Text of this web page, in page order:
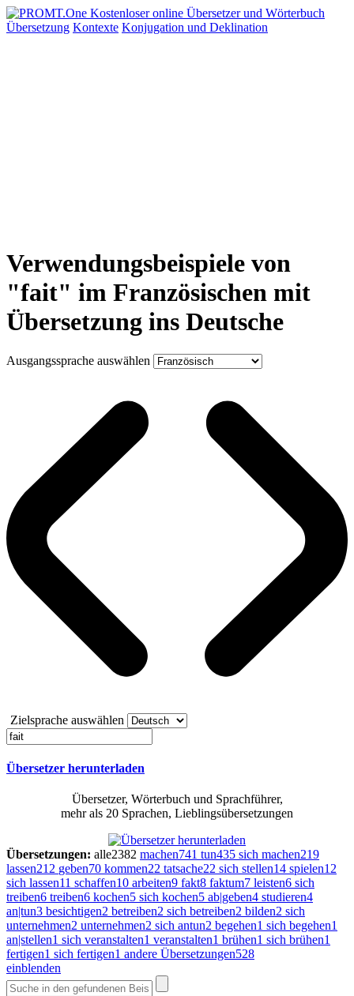
Übersetzung Kontexte Konjugation und Deklination
Verwendungsbeispiele von
"fait" im Französischen mit
Übersetzung ins Deutsche
Ausgangssprache auswählen
Zielsprache auswählen
Übersetzer herunterladen
Übersetzer, Wörterbuch und Sprachführer,
mehr als 20 Sprachen, Lieblingsübersetzungen
Übersetzungen: alle2382 machen741 tun435 sich machen219
lassen212 geben70 kommen22 tatsache22 sich stellen14 spielen12
sich lassen11 schaffen10 arbeiten9 fakt8 faktum7 leisten6 sich
treiben6 treiben6 kochen5 sich kochen5 ab|geben4 studieren4
an|tun3 besichtigen2 betreiben2 sich betreiben2 bilden2 sich
unternehmen2 unternehmen2 sich antun2 begehen1 sich begehen1
an|stellen1 sich veranstalten1 veranstalten1 brühen1 sich brühen1
fertigen1 sich fertigen1 andere Übersetzungen528
einblenden